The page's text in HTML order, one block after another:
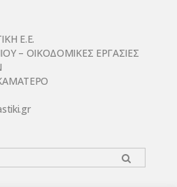
Ε.Ε.
– ΟΙΚΟΔΟΜΙΚΕΣ ΕΡΓΑΣΙΕΣ